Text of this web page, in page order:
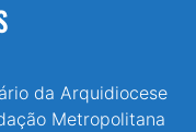
da Arquidiocese
Metropolitana